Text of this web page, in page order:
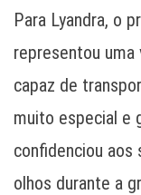
Para Lyandra, o
representou uma
capaz de
muito especial e
confidenciou aos
olhos durante a